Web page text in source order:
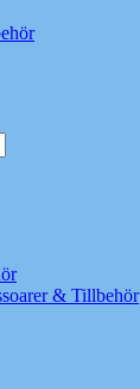
& Tillbehör